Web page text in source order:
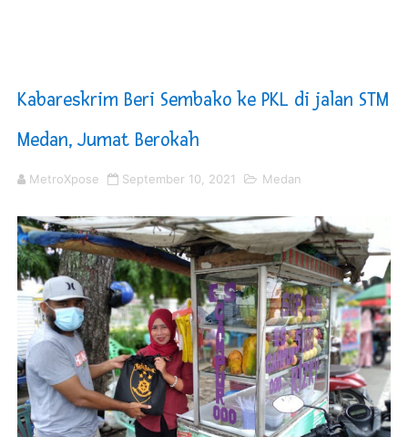
Dukcapil SBB Layani Perubahan Akta Lama Menjadi
Kompol Pieter Fredy Matahelumual Resmi Jadi
Anggota DPRD SBB Beri Masukan kepada Kadis
Kabareskrim Beri Sembako ke PKL di jalan STM
Medan, Jumat Berokah
MetroXpose September 10, 2021 Medan